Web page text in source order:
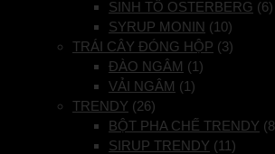
SINH TỐ OSTERBERG (6)
SYRUP MONIN (10)
TRÁI CÂY ĐÓNG HỘP (3)
ĐÀO NGÂM (1)
VẢI NGÂM (1)
TRENDY (26)
BỘT PHA CHẾ TRENDY
SIRUP TRENDY (11)